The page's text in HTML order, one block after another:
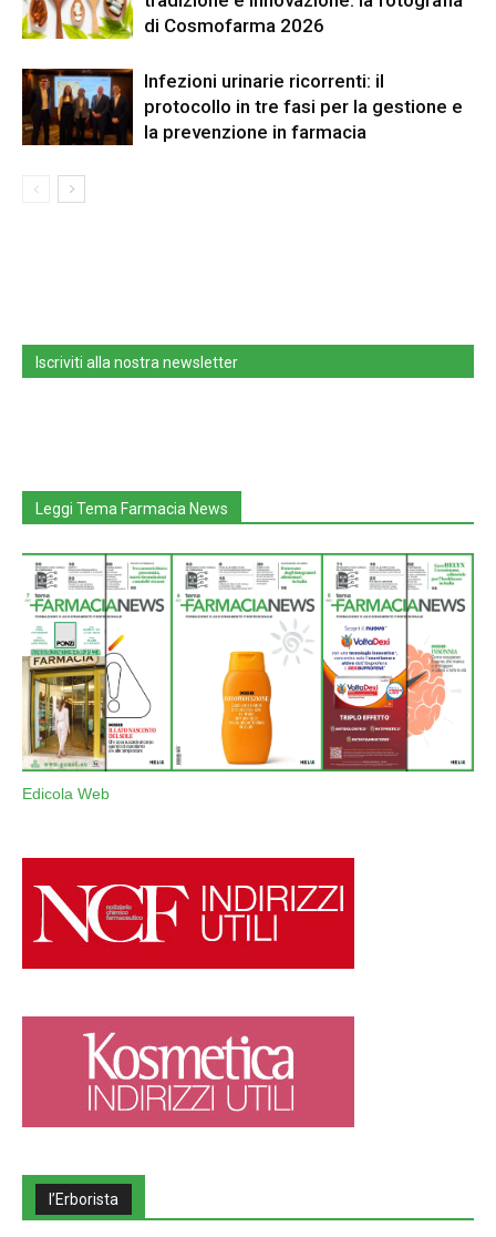
di Cosmofarma 2026
Infezioni urinarie ricorrenti: il
protocollo in tre fasi per la gestione e
la prevenzione in farmacia
Iscriviti alla nostra newsletter
Leggi Tema Farmacia News
Edicola Web
l’Erborista